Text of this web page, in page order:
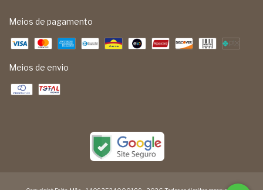
Meios de pagamento
Meios de envio